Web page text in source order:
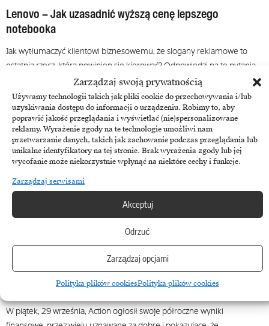
Zarządzaj swoją prywatnością
Używamy technologii takich jak pliki cookie do przechowywania i/lub
uzyskiwania dostępu do informacji o urządzeniu. Robimy to, aby
poprawić jakość przeglądania i wyświetlać (nie)spersonalizowane
reklamy. Wyrażenie zgody na te technologie umożliwi nam
przetwarzanie danych, takich jak zachowanie podczas przeglądania lub
unikalne identyfikatory na tej stronie. Brak wyrażenia zgody lub jej
wycofanie może niekorzystnie wpłynąć na niektóre cechy i funkcje.
Zarządzaj serwisami
Akceptuj
Odrzuć
Zarządzaj opcjami
Polityka plików cookiesPolityka plików cookies
Lenovo – Jak uzasadnić wyższą cenę lepszego
notebooka
Jak wytłumaczyć klientowi biznesowemu, że slogany reklamowe to
ostatnia rzecz, którą powinien się kierować? Odpowiedzi na te pytania…
17 października, 2017
Action – jak przeżyć wielką katastrofę – przykład
W piątek, 29 września, Action ogłosił swoje półroczne wyniki